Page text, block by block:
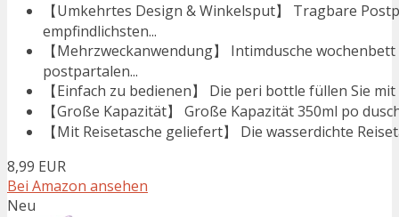
【Umkehrtes Design & Winkelsput】 Tragbare
empfindlichsten...
【Mehrzweckanwendung】 Intimdusche
postpartalen...
【Einfach zu bedienen】 Die peri bottle füllen Sie
【Große Kapazität】 Große Kapazität 350ml po
【Mit Reisetasche geliefert】 Die wasserdichte
8,99 EUR
Bei Amazon ansehen
Neu